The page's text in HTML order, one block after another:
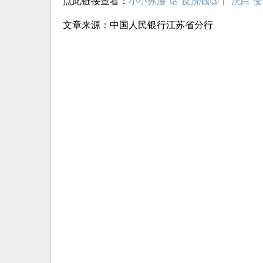
文章来源：中国人民银行江苏省分行